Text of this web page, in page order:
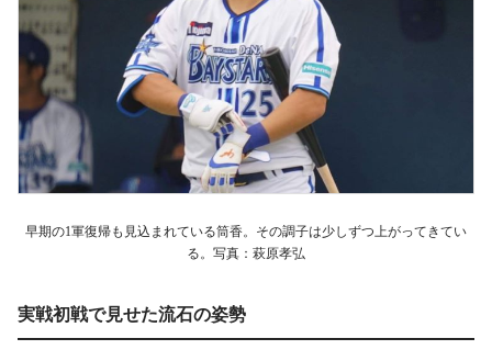
早期の1軍復帰も見込まれている筒香。その調子は少しずつ上がってきてい
る。写真：萩原孝弘
実戦初戦で見せた流石の姿勢